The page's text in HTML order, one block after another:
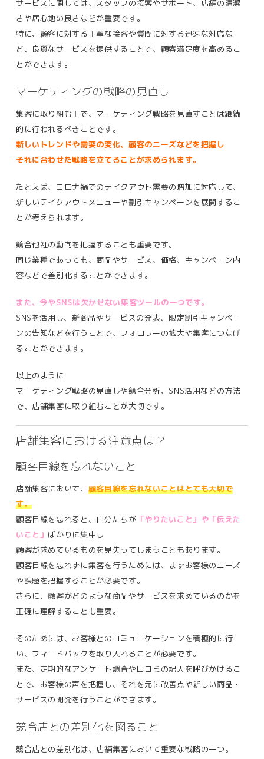
サービスに関しては、スタッフの接客やサポート、店舗の清潔
さや居心地の良さなどが重要です。
特に、顧客に対する丁寧な接客や質問に対する迅速な対応な
ど、良質なサービスを提供することで、顧客満足度を高めるこ
とができます。
マーケティングの戦略の見直し
集客に取り組む上で、マーケティング戦略を見直すことは継続
的に行われるべきことです。
新しいトレンドや需要の変化、顧客のニーズなどを把握し
それに合わせた戦略を立てることが求められます。
たとえば、コロナ禍でのテイクアウト需要の増加に対応して、
新しいテイクアウトメニューや割引キャンペーンを展開するこ
とが考えられます。
競合他社の動向を把握することも重要です。
同じ業種であっても、商品やサービス、価格、キャンペーン内
容などで差別化することができます。
また、今やSNSは欠かせない集客ツールの一つです。
SNSを活用し、新商品やサービスの発表、限定割引キャンペー
ンの告知などを行うことで、フォロワーの拡大や集客につなげ
ることができます。
以上のように
マーケティング戦略の見直しや競合分析、SNS活用などの方法
で、店舗集客に取り組むことが大切です。
店舗集客における注意点は？
顧客目線を忘れないこと
店舗集客において、 顧客目線を忘れないことはとても大切で
す。
顧客目線を忘れると、自分たちが 「やりたいこと」や「伝えた
いこと」 ばかりに集中し
顧客が求めているものを見失ってしまうこともあります。
顧客目線を忘れずに集客を行うためには、まずお客様のニーズ
や課題を把握することが必要です。
さらに、顧客がどのような商品やサービスを求めているのかを
正確に理解することも重要。
そのためには、お客様とのコミュニケーションを積極的に行
い、フィードバックを取り入れることが必要です。
また、定期的なアンケート調査や口コミの記入を呼びかけるこ
とで、お客様の声を把握し、それを元に改善点や新しい商品・
サービスの開発を行うことができます。
競合店との差別化を図ること
競合店との差別化は、店舗集客において重要な戦略の一つ。